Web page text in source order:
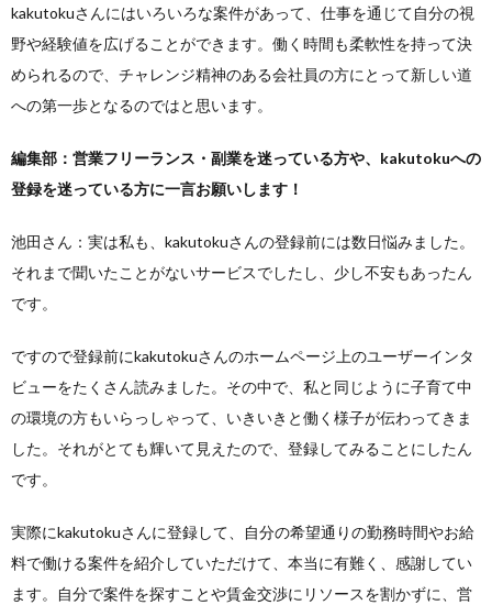
kakutokuさんにはいろいろな案件があって、仕事を通じて自分の視
野や経験値を広げることができます。働く時間も柔軟性を持って決
められるので、チャレンジ精神のある会社員の方にとって新しい道
への第一歩となるのではと思います。
編集部：営業フリーランス・副業を迷っている方や、kakutokuへの
登録を迷っている方に一言お願いします！
池田さん：実は私も、kakutokuさんの登録前には数日悩みました。
それまで聞いたことがないサービスでしたし、少し不安もあったん
です。
ですので登録前にkakutokuさんのホームページ上のユーザーインタ
ビューをたくさん読みました。その中で、私と同じように子育て中
の環境の方もいらっしゃって、いきいきと働く様子が伝わってきま
した。それがとても輝いて見えたので、登録してみることにしたん
です。
実際にkakutokuさんに登録して、自分の希望通りの勤務時間やお給
料で働ける案件を紹介していただけて、本当に有難く、感謝してい
ます。自分で案件を探すことや賃金交渉にリソースを割かずに、営